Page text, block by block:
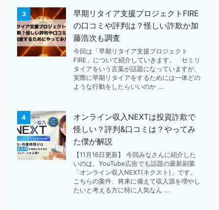
3
早期リタイア支援プロジェクトFIRE
の口コミや評判は？怪しい詐欺か加
藤浩次も調査
今回は「早期リタイア支援プロジェクト
FIRE」について紹介していきます。 セミリ
タイアをいう言葉が話題になっていますが、
実際に早期リタイアをするためには一体どの
ような行動をしたらいいのか ...
4
オンライン収入NEXTは投資詐欺で
怪しい？評判&口コミは？やってみ
た僕が解説
【11月16日更新】 今回みなさんに紹介した
いのは、YouTube広告でも話題の最新副業
「オンライン収入NEXT(ネクスト)」です。
こちらの案件、将来に備えて収入源を増やし
たいと考える方に特に人気なん ...